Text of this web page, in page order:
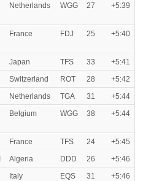
Netherlands WGG 27 +5:39
France FDJ 25 +5:40
Japan TFS 33
+5:41
Switzerland ROT 28
+5:42
Netherlands TGA 31
+5:44
Belgium WGG 38 +5:44
France TFS 24
+5:45
Algeria DDD 26
+5:46
Italy EQS 31
+5:46